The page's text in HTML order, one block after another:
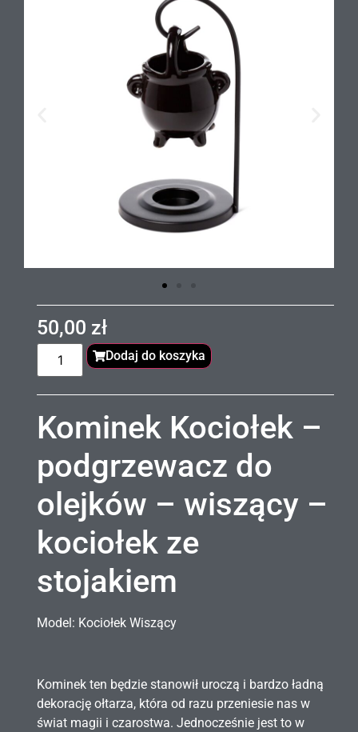
50,00 zł
Dodaj do koszyka
Kominek Kociołek –
podgrzewacz do
olejków – wiszący –
kociołek ze
stojakiem
Model: Kociołek Wiszący
Kominek ten będzie stanowił uroczą i bardzo ładną
dekorację ołtarza, która od razu przeniesie nas w
świat magii i czarostwa. Jednocześnie jest to w